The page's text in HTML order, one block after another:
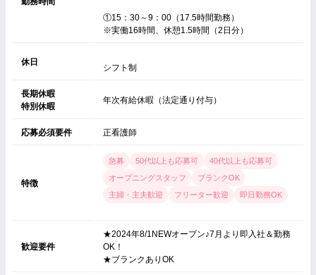
①15：30～9：00（17.5時間勤務）
※実働16時間、休憩1.5時間（2日分）
休日
シフト制
長期休暇
特別休暇
年次有給休暇（法定通り付与）
応募必須要件 正看護師
特徴
急募 50代以上も応募可
40代以上も応募可
オープニングスタッフ
ブランクOK
主婦・主夫歓迎
フリーター歓迎 即日勤務OK
歓迎要件
★2024年8/1NEWオープン♪7月より即入社＆勤務
OK！
★ブランクありOK